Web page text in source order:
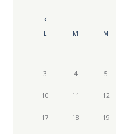
L M M
3 4 5
10 11 12
17 18 19